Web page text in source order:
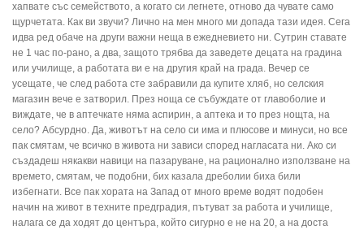
хапвате със семейството, а когато си легнете, отново да чувате само
щурчетата. Как ви звучи? Лично на мен много ми допада тази идея. Сега
идва ред обаче на други важни неща в ежедневието ни. Сутрин ставате
не 1 час по-рано, а два, защото трябва да заведете децата на градина
или училище, а работата ви е на другия край на града. Вечер се
усещате, че след работа сте забравили да купите хляб, но селския
магазин вече е затворил. През ноща се събуждате от главоболие и
виждате, че в аптечкате няма аспирин, а аптека и то през нощта, на
село? Абсурдно. Да, животът на село си има и плюсове и минуси, но все
пак смятам, че всичко в живота ни зависи според нагласата ни. Ако си
създадеш някакви навици на пазаруване, на рационално използване на
времето, смятам, че подобни, бих казала дреболии биха били
избегнати. Все пак хората на Запад от много време водят подобен
начин на живот в техните предградия, пътуват за работа и училище,
налага се да ходят до центъра, който сигурно е не на 20, а на доста